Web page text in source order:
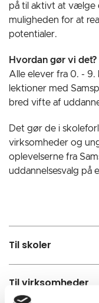
på til aktivt at vælge
muligheden for at
potentialer.
Hvordan gør vi det?
Alle elever fra 0. - 9.
lektioner med
bred vifte af
Det gør de i
virksomheder og
oplevelserne fra
uddannelsesvalg på
Til skoler
Til virksomheder